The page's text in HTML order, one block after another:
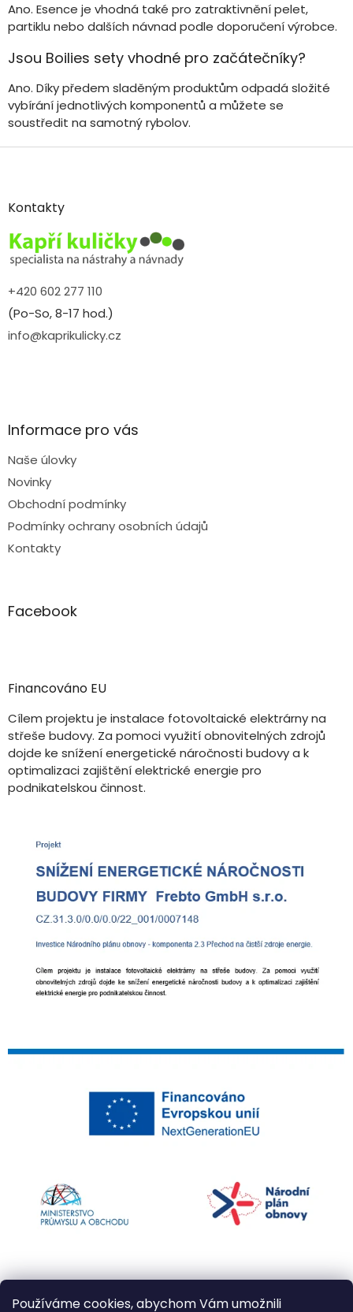
Používáme cookies, abychom Vám umožnili
Ano. Esence je vhodná také pro zatraktivnění pelet,
partiklu nebo dalších návnad podle doporučení výrobce.
Jsou Boilies sety vhodné pro začátečníky?
Ano. Díky předem sladěným produktům odpadá složité
vybírání jednotlivých komponentů a můžete se
soustředit na samotný rybolov.
Z
aKontakty
+420 602 277 110
(Po-So, 8-17 hod.)
info@kaprikulicky.cz
Informace pro vás
Naše úlovky
Novinky
Obchodní podmínky
Podmínky ochrany osobních údajů
Kontakty
Facebook
Financováno EU
Cílem projektu je instalace fotovoltaické elektrárny na
střeše budovy. Za pomoci využití obnovitelných zdrojů
dojde ke snížení energetické náročnosti budovy a k
optimalizaci zajištění elektrické energie pro
podnikatelskou činnost.